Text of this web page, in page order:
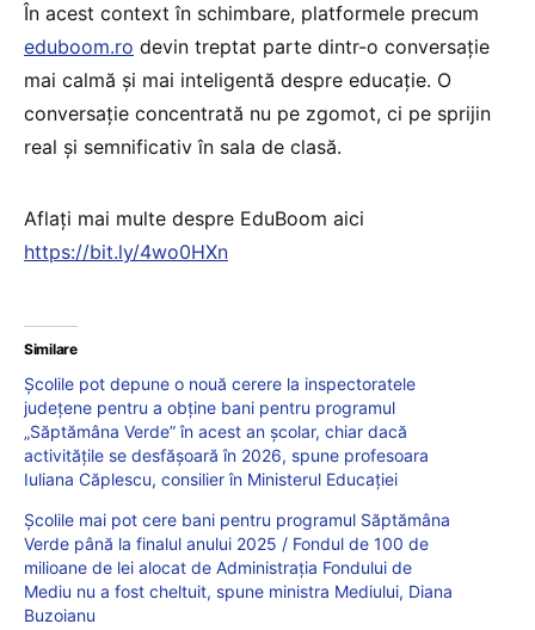
În acest context în schimbare, platformele precum
eduboom.ro devin treptat parte dintr-o conversație
mai calmă și mai inteligentă despre educație. O
conversație concentrată nu pe zgomot, ci pe sprijin
real și semnificativ în sala de clasă.
Aflați mai multe despre EduBoom aici
https://bit.ly/4wo0HXn
Similare
Școlile pot depune o nouă cerere la inspectoratele
județene pentru a obține bani pentru programul
„Săptămâna Verde” în acest an școlar, chiar dacă
activitățile se desfășoară în 2026, spune profesoara
Iuliana Căplescu, consilier în Ministerul Educației
Școlile mai pot cere bani pentru programul Săptămâna
Verde până la finalul anului 2025 / Fondul de 100 de
milioane de lei alocat de Administrația Fondului de
Mediu nu a fost cheltuit, spune ministra Mediului, Diana
Buzoianu